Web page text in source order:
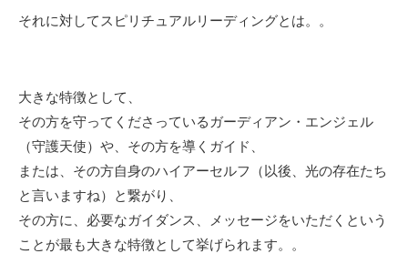
それに対してスピリチュアルリーディングとは。。
大きな特徴として、
その方を守ってくださっているガーディアン・エンジェル
（守護天使）や、その方を導くガイド、
または、その方自身のハイアーセルフ（以後、光の存在たち
と言いますね）と繋がり、
その方に、必要なガイダンス、メッセージをいただくという
ことが最も大きな特徴として挙げられます。。